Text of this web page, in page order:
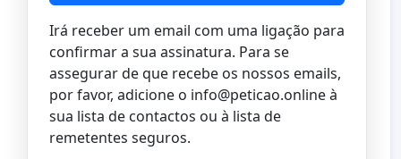
Irá receber um email com uma ligação para
confirmar a sua assinatura. Para se
assegurar de que recebe os nossos emails,
por favor, adicione o info@peticao.onlineà
sua lista de contactos ou à lista de
remetentes seguros.